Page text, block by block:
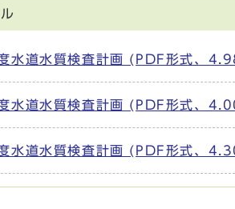
水道水質検査計画 (PDF形式、
水道水質検査計画 (PDF形式、
水道水質検査計画 (PDF形式、